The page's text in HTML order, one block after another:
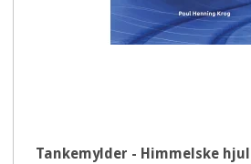
Tankemylder - Himmelske